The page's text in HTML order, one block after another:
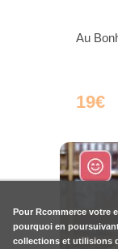
Au
19€
Pour Rcommerce votre
pourquoi en
collections et utilisions